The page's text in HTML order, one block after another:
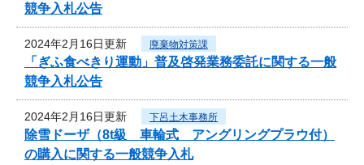
競争入札公告
2024年2月16日更新 廃棄物対策課
「ぎふ食べきり運動」普及啓発業務委託に関する一般
競争入札公告
2024年2月16日更新 下呂土木事務所
除雪ドーザ（8t級 車輪式 アングリングプラウ付）
の購入に関する一般競争入札